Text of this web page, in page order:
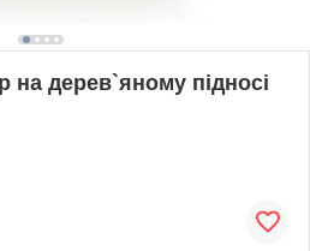
на дерев`яному підносі